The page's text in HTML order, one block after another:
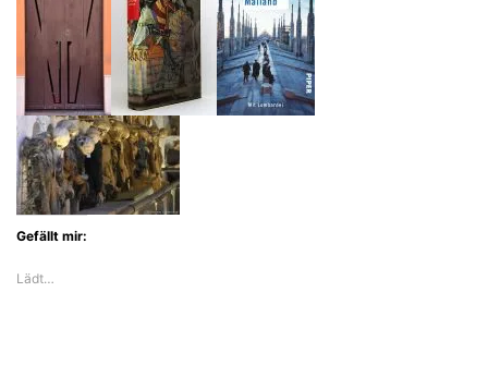
Oppermann
1860
durch
Palermo
(1)
–
Le
Gefällt mir:
Lädt…